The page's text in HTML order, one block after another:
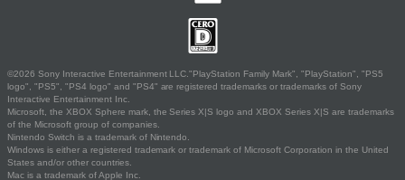
©2026 Sony Interactive Entertainment LLC."PlayStation Family Mark", "PlayStation", "PS5
logo", "PS5", "PS4 logo" and "PS4" are registered trademarks or trademarks of Sony
Interactive Entertainment Inc.
Microsoft, the XBOX Sphere mark, the Series X|S logo and XBOX Series X|S are trademarks
of the Microsoft group of companies.
Nintendo Switch is a trademark of Nintendo.
Windows is either a registered trademark or trademark of Microsoft Corporation in the United
States and/or other countries.
Mac is a trademark of Apple Inc.